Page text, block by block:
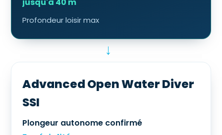
Profondeur loisir max
→
Advanced Open Water Diver
SSI
Plongeur autonome confirmé